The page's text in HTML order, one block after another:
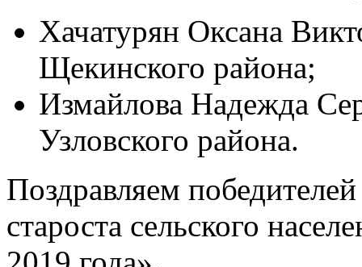
Хачатурян Оксана
Щекинского района;
Измайлова Надежда
Узловского района.
Поздравляем
староста сельского